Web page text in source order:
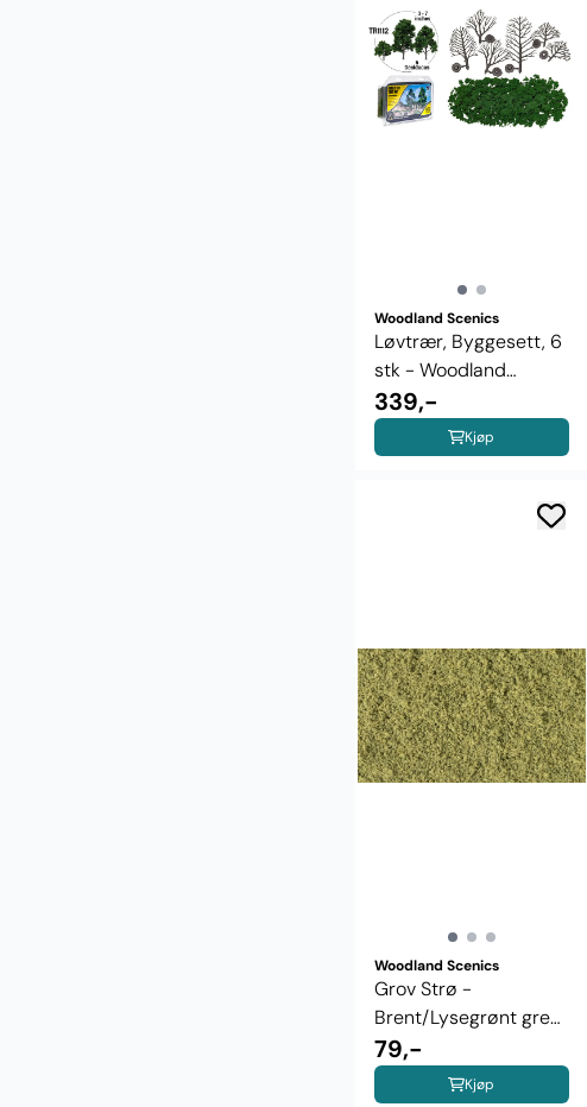
Woodland Scenics
Løvtrær, Byggesett, 6
stk - Woodland
Scenics ...
339,-
Kjøp
Woodland Scenics
Grov Strø -
Brent/Lysegrønt gress
- Woodland ...
79,-
Kjøp